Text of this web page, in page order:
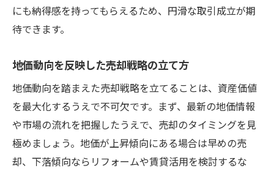
にも納得感を持ってもらえるため、円滑な取引成立が期
待できます。
地価動向を反映した売却戦略の立て方
地価動向を踏まえた売却戦略を立てることは、資産価値
を最大化するうえで不可欠です。まず、最新の地価情報
や市場の流れを把握したうえで、売却のタイミングを見
極めましょう。地価が上昇傾向にある場合は早めの売
却、下落傾向ならリフォームや賃貸活用を検討するな